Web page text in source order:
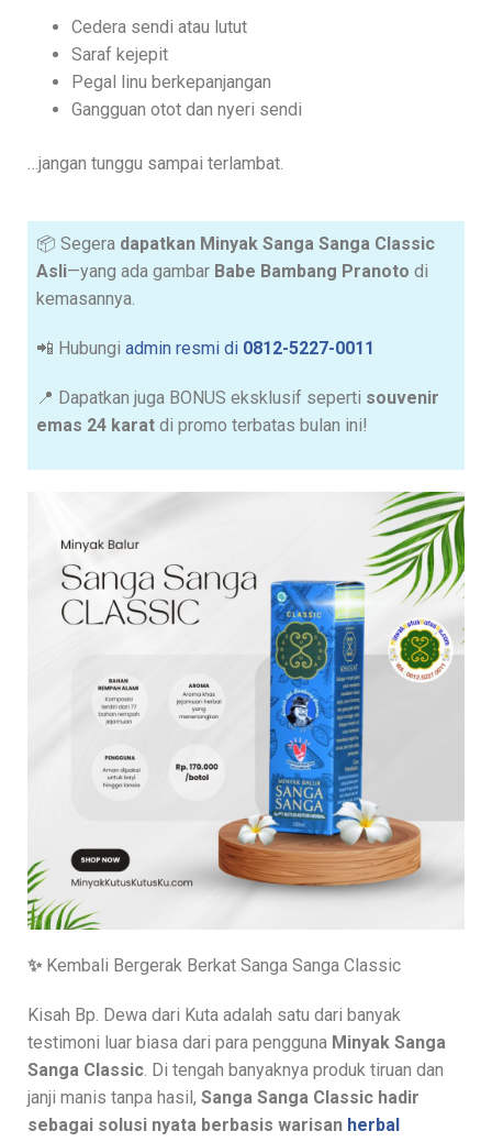
Cedera sendi atau lutut
Saraf kejepit
Pegal linu berkepanjangan
Gangguan otot dan nyeri sendi
…jangan tunggu sampai terlambat.
📦 Segera dapatkan Minyak Sanga Sanga Classic
Asli—yang ada gambar Babe Bambang Pranoto di
kemasannya.
📲 Hubungi admin resmi di 0812-5227-0011
📍 Dapatkan juga BONUS eksklusif seperti souvenir
emas 24 karat di promo terbatas bulan ini!
✨ Kembali Bergerak Berkat Sanga Sanga Classic
Kisah Bp. Dewa dari Kuta adalah satu dari banyak
testimoni luar biasa dari para pengguna Minyak Sanga
Sanga Classic. Di tengah banyaknya produk tiruan dan
janji manis tanpa hasil, Sanga Sanga Classic hadir
sebagai solusi nyata berbasis warisan herbal